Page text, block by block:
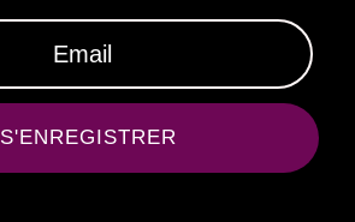
S'ENREGISTRER